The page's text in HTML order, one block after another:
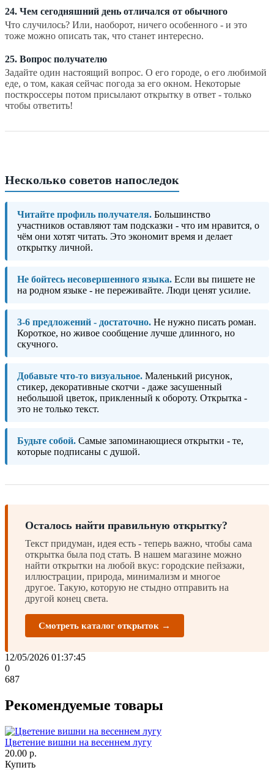
24. Чем сегодняшний день отличался от обычного
Что случилось? Или, наоборот, ничего особенного - и это
тоже можно описать так, что станет интересно.
25. Вопрос получателю
Задайте один настоящий вопрос. О его городе, о его любимой
еде, о том, какая сейчас погода за его окном. Некоторые
посткроссеры потом присылают открытку в ответ - только
чтобы ответить!
Несколько советов напоследок
Читайте профиль получателя. Большинство
участников оставляют там подсказки - что им нравится, о
чём они хотят читать. Это экономит время и делает
открытку личной.
Не бойтесь несовершенного языка. Если вы пишете не
на родном языке - не переживайте. Люди ценят усилие.
3-6 предложений - достаточно. Не нужно писать роман.
Короткое, но живое сообщение лучше длинного, но
скучного.
Добавьте что-то визуальное. Маленький рисунок,
стикер, декоративные скотчи - даже засушенный
небольшой цветок, прикленный к обороту. Открытка -
это не только текст.
Будьте собой. Самые запоминающиеся открытки - те,
которые подписаны с душой.
Осталось найти правильную открытку?
Текст придуман, идея есть - теперь важно, чтобы сама
открытка была под стать. В нашем магазине можно
найти открытки на любой вкус: городские пейзажи,
иллюстрации, природа, минимализм и многое
другое. Такую, которую не стыдно отправить на
другой конец света.
Смотреть каталог открыток →
12/05/2026 01:37:45
0
687
Рекомендуемые товары
Цветение вишни на весеннем лугу
20.00 р.
Купить